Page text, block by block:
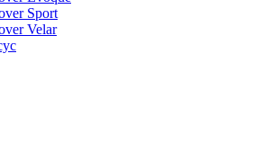
Sport
Velar